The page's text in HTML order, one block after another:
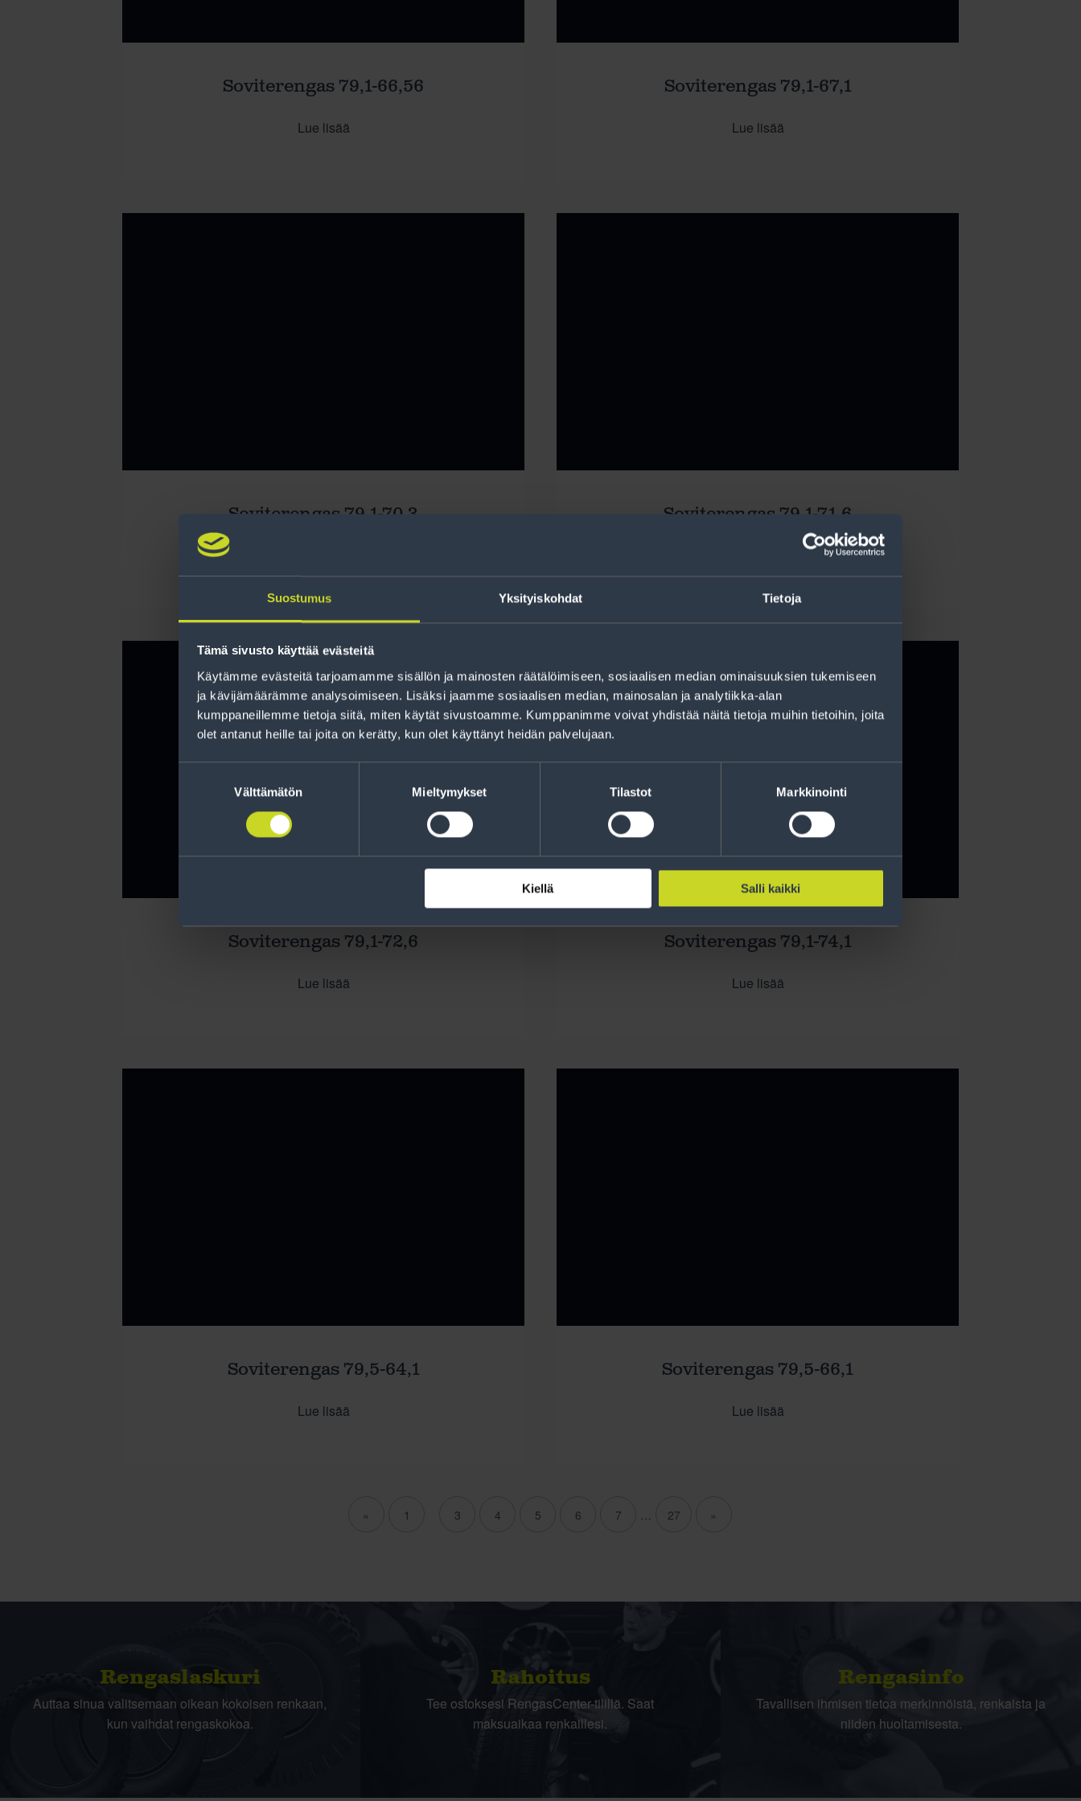
Suostumus Yksityiskohdat Tietoja
Tämä sivusto käyttää evästeitä
Käytämme evästeitä tarjoamamme sisällön ja mainosten räätälöimiseen, sosiaalisen median ominaisuuksien tukemiseen
ja kävijämäärämme analysoimiseen. Lisäksi jaamme sosiaalisen median, mainosalan ja analytiikka-alan
kumppaneillemme tietoja siitä, miten käytät sivustoamme. Kumppanimme voivat yhdistää näitä tietoja muihin tietoihin, joita
olet antanut heille tai joita on kerätty, kun olet käyttänyt heidän palvelujaan.
Välttämätön Mieltymykset Tilastot Markkinointi
Kiellä Salli kaikki
Soviterengas 79,1-66,56
Lue lisää
Soviterengas 79,1-67,1
Lue lisää
Soviterengas 79,1-70,3 Soviterengas 79,1-71,6
Soviterengas 79,1-72,6
Lue lisää
Soviterengas 79,1-74,1
Lue lisää
Soviterengas 79,5-64,1
Lue lisää
Soviterengas 79,5-66,1
Lue lisää
« 1 3 4 5 6 7 … 27 »
Rengas­laskuri
Auttaa sinua valitsemaan oikean kokoisen renkaan,
kun vaihdat rengaskokoa.
Rahoitus
Tee ostoksesi RengasCenter-tilillä. Saat
maksuaikaa renkaillesi.
Rengasinfo
Tavallisen ihmisen tietoa merkinnöistä, renkaista ja
niiden huoltamisesta.